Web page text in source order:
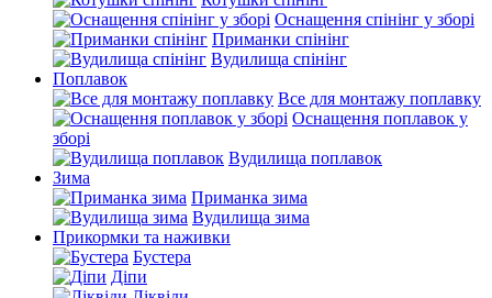
Оснащення спінінг у зборі
Приманки спінінг
Вудилища спінінг
Поплавок
Все для монтажу поплавку
Оснащення поплавок у
зборі
Вудилища поплавок
Зима
Приманка зима
Вудилища зима
Прикормки та наживки
Бустера
Діпи